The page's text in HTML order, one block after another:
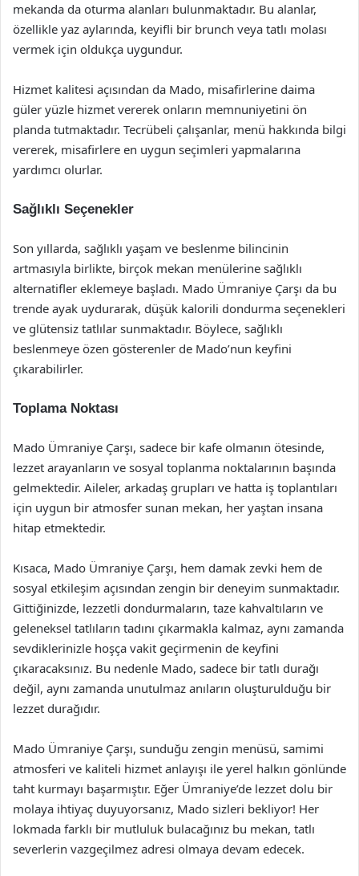
mekanda da oturma alanları bulunmaktadır. Bu alanlar,
özellikle yaz aylarında, keyifli bir brunch veya tatlı molası
vermek için oldukça uygundur.
Hizmet kalitesi açısından da Mado, misafirlerine daima
güler yüzle hizmet vererek onların memnuniyetini ön
planda tutmaktadır. Tecrübeli çalışanlar, menü hakkında bilgi
vererek, misafirlere en uygun seçimleri yapmalarına
yardımcı olurlar.
Sağlıklı Seçenekler
Son yıllarda, sağlıklı yaşam ve beslenme bilincinin
artmasıyla birlikte, birçok mekan menülerine sağlıklı
alternatifler eklemeye başladı. Mado Ümraniye Çarşı da bu
trende ayak uydurarak, düşük kalorili dondurma seçenekleri
ve glütensiz tatlılar sunmaktadır. Böylece, sağlıklı
beslenmeye özen gösterenler de Mado’nun keyfini
çıkarabilirler.
Toplama Noktası
Mado Ümraniye Çarşı, sadece bir kafe olmanın ötesinde,
lezzet arayanların ve sosyal toplanma noktalarının başında
gelmektedir. Aileler, arkadaş grupları ve hatta iş toplantıları
için uygun bir atmosfer sunan mekan, her yaştan insana
hitap etmektedir.
Kısaca, Mado Ümraniye Çarşı, hem damak zevki hem de
sosyal etkileşim açısından zengin bir deneyim sunmaktadır.
Gittiğinizde, lezzetli dondurmaların, taze kahvaltıların ve
geleneksel tatlıların tadını çıkarmakla kalmaz, aynı zamanda
sevdiklerinizle hoşça vakit geçirmenin de keyfini
çıkaracaksınız. Bu nedenle Mado, sadece bir tatlı durağı
değil, aynı zamanda unutulmaz anıların oluşturulduğu bir
lezzet durağıdır.
Mado Ümraniye Çarşı, sunduğu zengin menüsü, samimi
atmosferi ve kaliteli hizmet anlayışı ile yerel halkın gönlünde
taht kurmayı başarmıştır. Eğer Ümraniye’de lezzet dolu bir
molaya ihtiyaç duyuyorsanız, Mado sizleri bekliyor! Her
lokmada farklı bir mutluluk bulacağınız bu mekan, tatlı
severlerin vazgeçilmez adresi olmaya devam edecek.